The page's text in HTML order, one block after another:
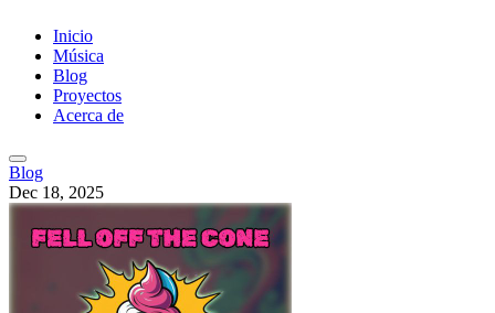
Inicio
Música
Blog
Proyectos
Acerca de
Blog
Dec 18, 2025